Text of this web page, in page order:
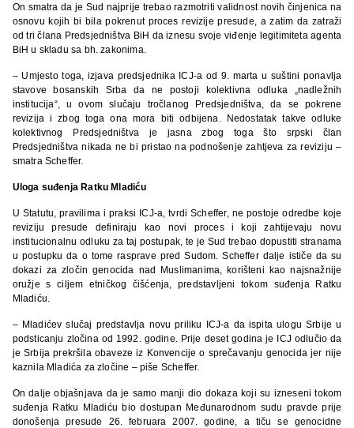
On smatra da je Sud najprije trebao razmotriti validnost novih činjenica na
osnovu kojih bi bila pokrenut proces revizije presude, a zatim da zatraži
od tri člana Predsjedništva BiH da iznesu svoje viđenje legitimiteta agenta
BiH u skladu sa bh. zakonima.
– Umjesto toga, izjava predsjednika ICJ-a od 9. marta u suštini ponavlja
stavove bosanskih Srba da ne postoji kolektivna odluka „nadležnih
institucija“, u ovom slučaju tročlanog Predsjedništva, da se pokrene
revizija i zbog toga ona mora biti odbijena. Nedostatak takve odluke
kolektivnog Predsjedništva je jasna zbog toga što srpski član
Predsjedništva nikada ne bi pristao na podnošenje zahtjeva za reviziju –
smatra Scheffer.
Uloga suđenja Ratku Mladiću
U Statutu, pravilima i praksi ICJ-a, tvrdi Scheffer, ne postoje odredbe koje
reviziju presude definiraju kao novi proces i koji zahtijevaju novu
institucionalnu odluku za taj postupak, te je Sud trebao dopustiti stranama
u postupku da o tome rasprave pred Sudom. Scheffer dalje ističe da su
dokazi za zločin genocida nad Muslimanima, korišteni kao najsnažnije
oružje s ciljem etničkog čišćenja, predstavljeni tokom suđenja Ratku
Mladiću.
– Mladićev slučaj predstavlja novu priliku ICJ-a da ispita ulogu Srbije u
podsticanju zločina od 1992. godine. Prije deset godina je ICJ odlučio da
je Srbija prekršila obaveze iz Konvencije o sprečavanju genocida jer nije
kaznila Mladića za zločine – piše Scheffer.
On dalje objašnjava da je samo manji dio dokaza koji su izneseni tokom
suđenja Ratku Mladiću bio dostupan Međunarodnom sudu pravde prije
donošenja presude 26. februara 2007. godine, a tiču se genocidne